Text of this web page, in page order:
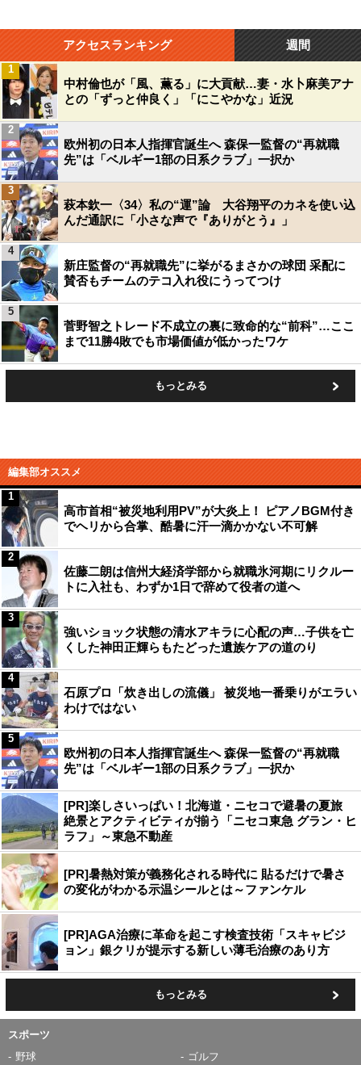
アクセスランキング 週間
中村倫也が「風、薫る」に大貢献…妻・水卜麻美アナ
との「ずっと仲良く」「にこやかな」近況
1
欧州初の日本人指揮官誕生へ 森保一監督の“再就職
先”は「ベルギー1部の日系クラブ」一択か
2
萩本欽一〈34〉私の“運”論 大谷翔平のカネを使い込
んだ通訳に「小さな声で『ありがとう』」
3
新庄監督の“再就職先”に挙がるまさかの球団 采配に
賛否もチームのテコ入れ役にうってつけ
4
菅野智之トレード不成立の裏に致命的な“前科”…ここ
まで11勝4敗でも市場価値が低かったワケ
5
もっとみる
編集部オススメ
高市首相“被災地利用PV”が大炎上！ ピアノBGM付き
でヘリから合掌、酷暑に汗一滴かかない不可解
1
佐藤二朗は信州大経済学部から就職氷河期にリクルー
トに入社も、わずか1日で辞めて役者の道へ
2
強いショック状態の清水アキラに心配の声…子供を亡
くした神田正輝らもたどった遺族ケアの道のり
3
石原プロ「炊き出しの流儀」 被災地一番乗りがエラい
わけではない
4
欧州初の日本人指揮官誕生へ 森保一監督の“再就職
先”は「ベルギー1部の日系クラブ」一択か
5
[PR]楽しさいっぱい！北海道・ニセコで避暑の夏旅
絶景とアクティビティが揃う「ニセコ東急 グラン・ヒ
ラフ」～東急不動産
[PR]暑熱対策が義務化される時代に 貼るだけで暑さ
の変化がわかる示温シールとは～ファンケル
[PR]AGA治療に革命を起こす検査技術「スキャビジ
ョン」銀クリが提示する新しい薄毛治療のあり方
もっとみる
スポーツ
野球
ゴルフ